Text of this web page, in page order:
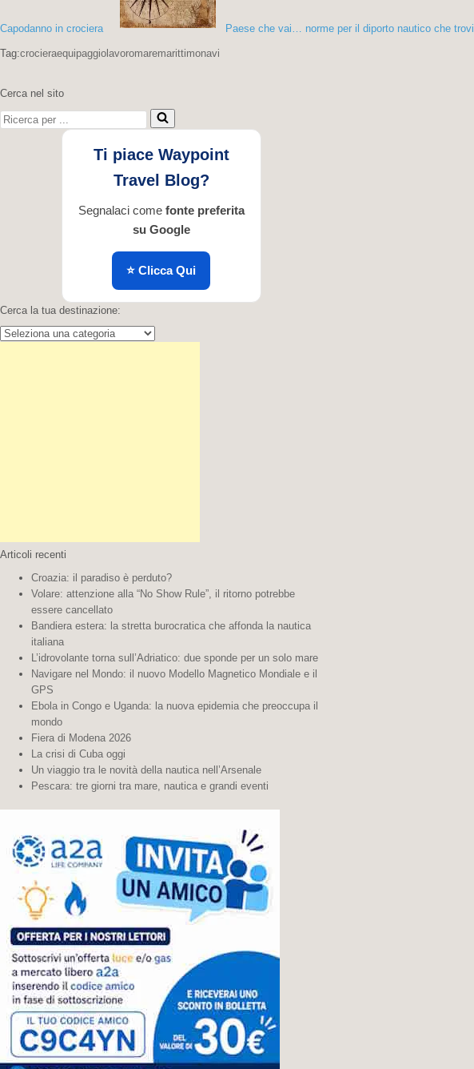
Capodanno in crociera Paese che vai… norme per il diporto nautico che trovi
Tag:crocieraequipaggiolavoromaremarittimonavi
Cerca nel sito
Ricerca
per
Ti piace Waypoint
Travel Blog?
Segnalaci come fonte preferita
su Google
⭐ Clicca Qui
Cerca la tua destinazione:
Cerca
Articoli recenti
Croazia: il paradiso è perduto?
Volare: attenzione alla “No Show Rule”, il ritorno potrebbe
essere cancellato
Bandiera estera: la stretta burocratica che affonda la nautica
italiana
L’idrovolante torna sull’Adriatico: due sponde per un solo mare
Navigare nel Mondo: il nuovo Modello Magnetico Mondiale e il
GPS
Ebola in Congo e Uganda: la nuova epidemia che preoccupa il
mondo
Fiera di Modena 2026
La crisi di Cuba oggi
Un viaggio tra le novità della nautica nell’Arsenale
Pescara: tre giorni tra mare, nautica e grandi eventi